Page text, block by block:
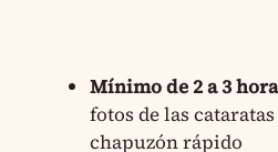
Mínimo de 2 a 3
fotos de las
chapuzón rápido